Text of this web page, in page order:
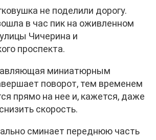
не поделили дорогу.
в час пик на оживленном
Чичерина и
проспекта.
миниатюрным
поворот, тем временем
прямо на нее и, кажется, даже
скорость.
сминает переднюю часть